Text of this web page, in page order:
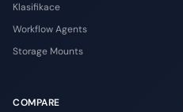
Klasifikace
Workflow Agents
Storage Mounts
COMPARE